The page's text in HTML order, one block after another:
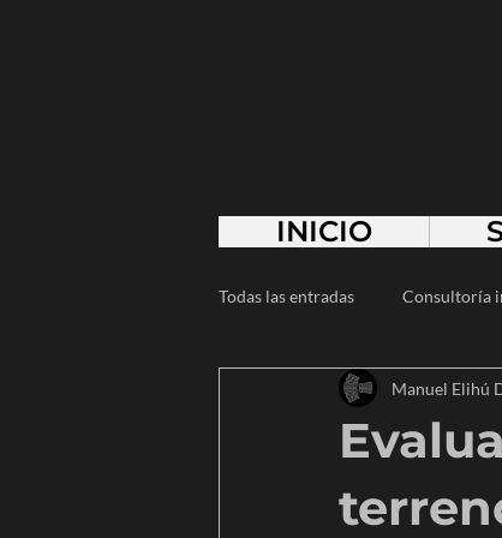
INICIO
Todas las entradas Consultoría
Arquitectura de paisaje
Empresarios
Manuel Elihú